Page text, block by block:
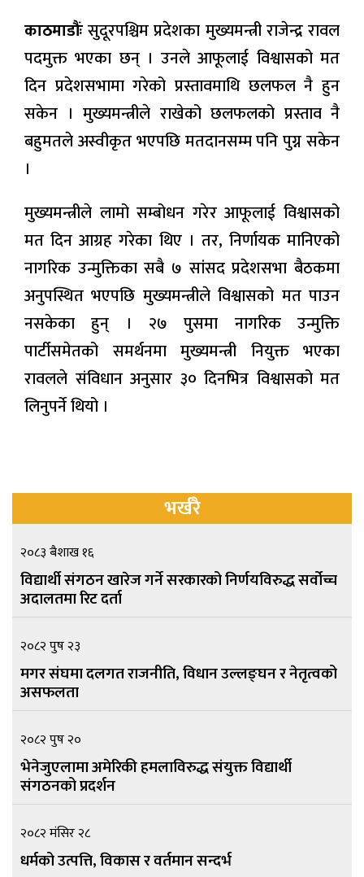
काठमाडौंःसुदूरपश्चिम प्रदेशका मुख्यमन्त्री राजेन्द्र रावल
पदमुक्त भएका छन् । उनले आफूलाई विश्वासको मत
दिन प्रदेशसभामा गरेको प्रस्तावमाथि छलफल नै हुन
सकेन । मुख्यमन्त्रीले राखेको छलफलको प्रस्ताव नै
बहुमतले अस्वीकृत भएपछि मतदानसम्म पनि पुग्न सकेन
।
मुख्यमन्त्रीले लामो सम्बोधन गरेर आफूलाई विश्वासको
मत दिन आग्रह गरेका थिए । तर, निर्णायक मानिएको
नागरिक उन्मुक्तिका सबै ७ सांसद प्रदेशसभा बैठकमा
अनुपस्थित भएपछि मुख्यमन्त्रीले विश्वासको मत पाउन
नसकेका हुन् । २७ पुसमा नागरिक उन्मुक्ति
पार्टीसमेतको समर्थनमा मुख्यमन्त्री नियुक्त भएका
रावलले संविधान अनुसार ३० दिनभित्र विश्वासको मत
लिनुपर्ने थियो ।
भर्खरै
२०८३ बैशाख १६
विद्यार्थी संगठन खारेज गर्ने सरकारको निर्णयविरुद्ध सर्वोच्च
अदालतमा रिट दर्ता
२०८२ पुष २३
मगर संघमा दलगत राजनीति, विधान उल्लङ्घन र नेतृत्वको
असफलता
२०८२ पुष २०
भेनेजुएलामा अमेरिकी हमलाविरुद्ध संयुक्त विद्यार्थी
संगठनको प्रदर्शन
२०८२ मंसिर २८
धर्मको उत्पत्ति, विकास र वर्तमान सन्दर्भ